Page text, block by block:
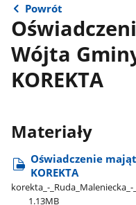
Powrót
Wójta
KOREKTA
Materiały
Oświadczenie
KOREKTA
korekta​_-​
1.13MB